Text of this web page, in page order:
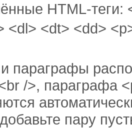
HTML-теги:
<dl> <dt> <dd>
параграфы
/>, параграфа
пару